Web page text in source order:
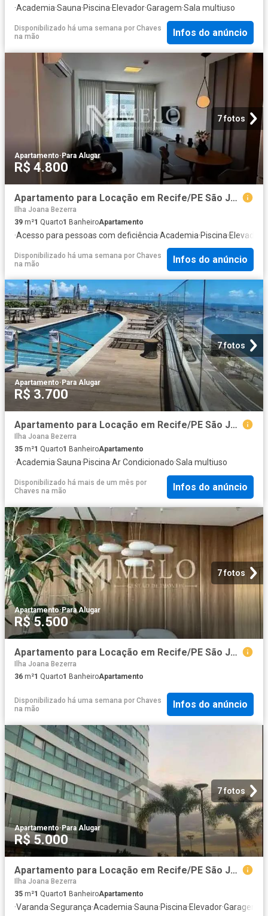
·Academia·Sauna·Piscina·Elevador·Garagem·Sala multiuso
Disponibilizado há uma semana por Chaves
na mão
Infos do anúncio
7 fotos
Apartamento·Para Alugar
R$ 4.800
Apartamento para Locação em Recife/PE São José 1 Quartos
Ilha Joana Bezerra
39 m²1 Quarto1 BanheiroApartamento
·Acesso para pessoas com deficiência·Academia·Piscina·Elevador
Disponibilizado há uma semana por Chaves
na mão
Infos do anúncio
7 fotos
Apartamento·Para Alugar
R$ 3.700
Apartamento para Locação em Recife/PE São José 1 Quartos
Ilha Joana Bezerra
35 m²1 Quarto1 BanheiroApartamento
·Academia·Sauna·Piscina·Ar Condicionado·Sala multiuso
Disponibilizado há mais de um mês por
Chaves na mão
Infos do anúncio
7 fotos
Apartamento·Para Alugar
R$ 5.500
Apartamento para Locação em Recife/PE São José 1 Quartos
Ilha Joana Bezerra
36 m²1 Quarto1 BanheiroApartamento
Disponibilizado há uma semana por Chaves
na mão
Infos do anúncio
7 fotos
Apartamento·Para Alugar
R$ 5.000
Apartamento para Locação em Recife/PE São José 1 Quartos
Ilha Joana Bezerra
35 m²1 Quarto1 BanheiroApartamento
·Varanda·Segurança·Academia·Sauna·Piscina·Elevador·Garagem